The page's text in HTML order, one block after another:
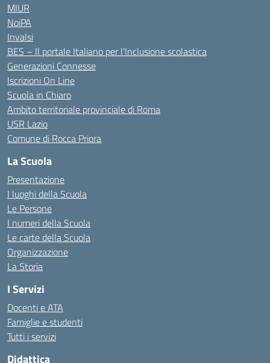
MIUR
NoiPA
Invalsi
BES – Il portale Italiano per l’Inclusione scolastica
Generazioni Connesse
Iscrizioni On Line
Scuola in Chiaro
Ambito territoriale provinciale di Roma
USR Lazio
Comune di Rocca Priora
La Scuola
Presentazione
I luoghi della Scuola
Le Persone
I numeri della Scuola
Le carte della Scuola
Organizzazione
La Storia
I Servizi
Docenti e ATA
Famiglie e studenti
Tutti i servizi
Didattica